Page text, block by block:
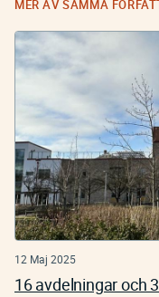
MER AV SAMMA
12 Maj 2025
16 avdelningar och